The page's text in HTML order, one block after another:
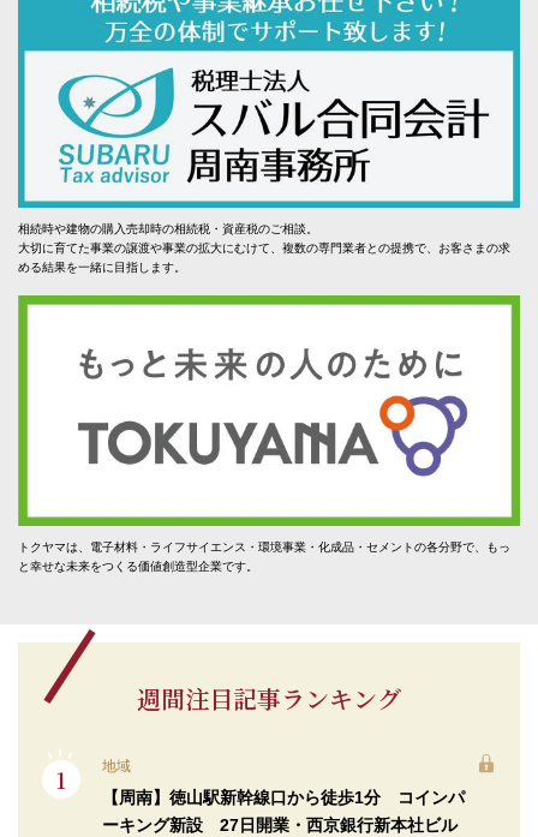
相続時や建物の購入売却時の相続税・資産税のご相談。
大切に育てた事業の譲渡や事業の拡大にむけて、複数の専門業者との提携で、お客さまの求
める結果を一緒に目指します。
トクヤマは、電子材料・ライフサイエンス・環境事業・化成品・セメントの各分野で、もっ
と幸せな未来をつくる価値創造型企業です。
週間注目記事ランキング
地域
【周南】徳山駅新幹線口から徒歩1分 コインパ
ーキング新設 27日開業・西京銀行新本社ビル